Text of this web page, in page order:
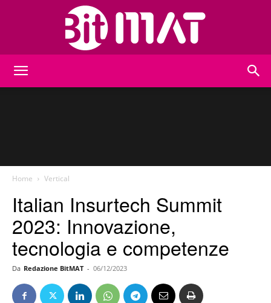
Home Vertical
Italian Insurtech Summit
2023: Innovazione,
tecnologia e competenze
Da Redazione BitMAT - 06/12/2023